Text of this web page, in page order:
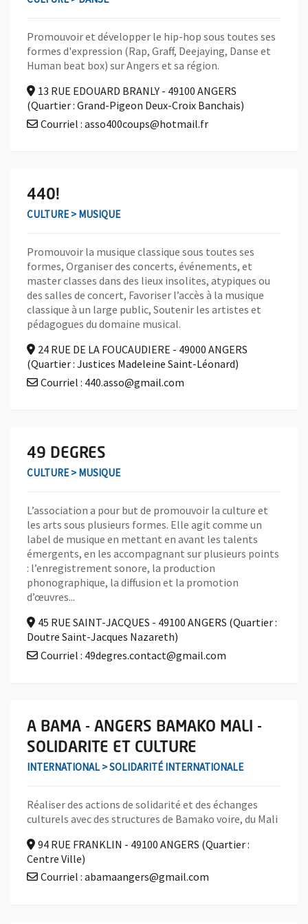
Promouvoir et développer le hip-hop sous toutes ses
formes d'expression (Rap, Graff, Deejaying, Danse et
Human beat box) sur Angers et sa région.
13 RUE EDOUARD BRANLY - 49100 ANGERS
(Quartier : Grand-Pigeon Deux-Croix Banchais)
Courriel : asso400coups@hotmail.fr
440!
CULTURE > MUSIQUE
Promouvoir la musique classique sous toutes ses
formes, Organiser des concerts, événements, et
master classes dans des lieux insolites, atypiques ou
des salles de concert, Favoriser l’accès à la musique
classique à un large public, Soutenir les artistes et
pédagogues du domaine musical.
24 RUE DE LA FOUCAUDIERE - 49000 ANGERS
(Quartier : Justices Madeleine Saint-Léonard)
Courriel : 440.asso@gmail.com
49 DEGRES
CULTURE > MUSIQUE
L’association a pour but de promouvoir la culture et
les arts sous plusieurs formes. Elle agit comme un
label de musique en mettant en avant les talents
émergents, en les accompagnant sur plusieurs points
: l’enregistrement sonore, la production
phonographique, la diffusion et la promotion
d’œuvres...
45 RUE SAINT-JACQUES - 49100 ANGERS (Quartier :
Doutre Saint-Jacques Nazareth)
Courriel : 49degres.contact@gmail.com
A BAMA - ANGERS BAMAKO MALI -
SOLIDARITE ET CULTURE
INTERNATIONAL > SOLIDARITÉ INTERNATIONALE
Réaliser des actions de solidarité et des échanges
culturels avec des structures de Bamako voire, du Mali
94 RUE FRANKLIN - 49100 ANGERS (Quartier :
Centre Ville)
Courriel : abamaangers@gmail.com